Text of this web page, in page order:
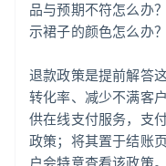
品与预期不符怎么办
示裙子的颜色怎么办
退款政策是提前解答
转化率、减少不满客
供在线支付服务，支
政策；将其置于结账
户会特意查看该政策。